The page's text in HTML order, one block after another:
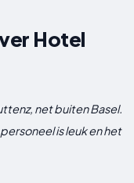
Hotel
net buiten Basel.
is leuk en het